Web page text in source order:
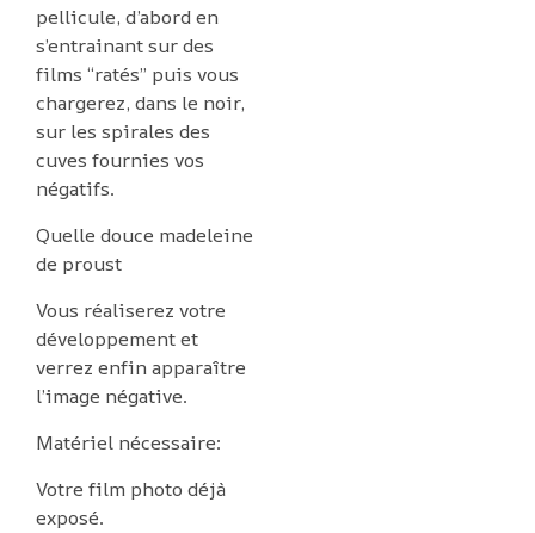
pellicule, d’abord en
s’entrainant sur des
films “ratés” puis vous
chargerez, dans le noir,
sur les spirales des
cuves fournies vos
négatifs.
Quelle douce madeleine
de proust
Vous réaliserez votre
développement et
verrez enfin apparaître
l’image négative.
Matériel nécessaire:
Votre film photo déjà
exposé.